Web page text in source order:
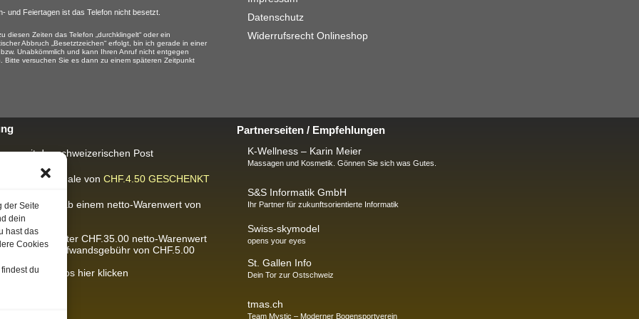
der Seite
dein
hast das
Cookies
du
und Feiertagen ist das Telefon nicht besetzt.
diesen Zeiten das Telefon „durchklingelt“ oder ein
Abbruch „Besetztzeichen“ erfolgt, bin ich gerade in einer
Unabkömmlich und kann Ihren Anruf nicht entgegen
Bitte versuchen Sie es dann zu einem späteren Zeitpunkt
Datenschutz
Widerrufsrecht Onlineshop
mit der schweizerischen Post
von CHF.4.50 GESCHENKT
Lieferung
ab einem netto-Warenwert von
unter CHF.35.00 netto-Warenwert
wir eine Aufwandsgebühr von CHF.5.00
Infos hier klicken
Partnerseiten / Empfehlungen
K-Wellness – Karin Meier
Massagen und Kosmetik. Gönnen Sie sich was Gutes.
S&S Informatik GmbH
Ihr Partner für zukunftsorientierte Informatik
Swiss-skymodel
opens your eyes
St. Gallen Info
Dein Tor zur Ostschweiz
tmas.ch
Team Mystic – Moderner Bogensportverein